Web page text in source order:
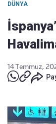
DÜNYA
14 Temmuz,